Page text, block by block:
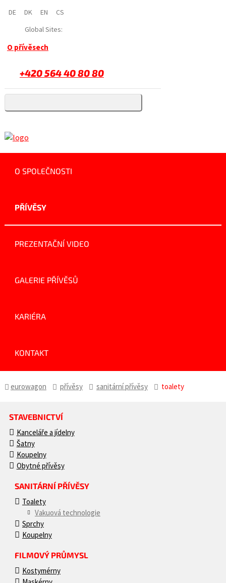
DE DK EN
CS
Global Sites:
O přívěsech
+420 564 40 80 80
O SPOLEČNOSTI
PŘÍVĚSY
PREZENTAČNÍ VIDEO
GALERIE PŘÍVĚSŮ
KARIÉRA
KONTAKT
eurowagon přívěsy sanitární přívěsy toalety
STAVEBNICTVÍ
Kanceláře a jídelny
Šatny
Koupelny
Obytné přívěsy
SANITÁRNÍ PŘÍVĚSY
Toalety
Vakuová technologie
Sprchy
Koupelny
FILMOVÝ PRŮMYSL
Kostymérny